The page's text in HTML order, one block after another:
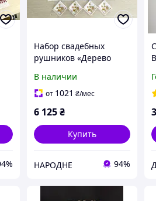
Набор свадебных
рушников «Дерево
В наличии
от 1021 ₴/мес
6 125 ₴
Купить
НАРОДНЕ 94%